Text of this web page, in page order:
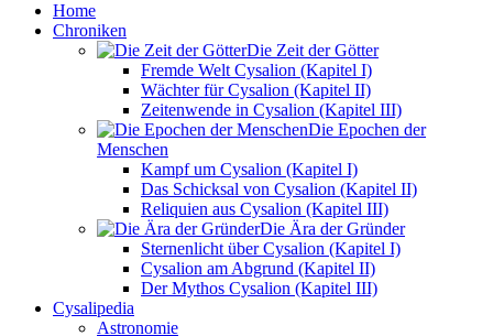
Home
Chroniken
Die Zeit der Götter
Fremde Welt Cysalion (Kapitel I)
Wächter für Cysalion (Kapitel II)
Zeitenwende in Cysalion (Kapitel III)
Die Epochen der
Menschen
Kampf um Cysalion (Kapitel I)
Das Schicksal von Cysalion (Kapitel II)
Reliquien aus Cysalion (Kapitel III)
Die Ära der Gründer
Sternenlicht über Cysalion (Kapitel I)
Cysalion am Abgrund (Kapitel II)
Der Mythos Cysalion (Kapitel III)
Cysalipedia
Astronomie